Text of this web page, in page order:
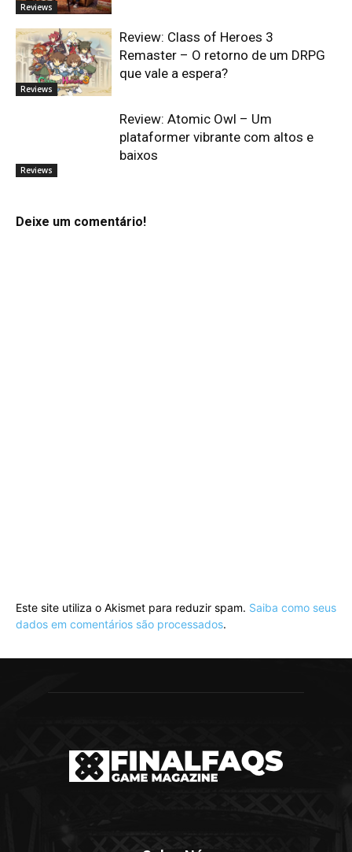
Reviews
Reviews
Review: Class of Heroes 3
Remaster – O retorno de um DRPG
que vale a espera?
Reviews
Review: Atomic Owl – Um
plataformer vibrante com altos e
baixos
Deixe um comentário!
Este site utiliza o Akismet para reduzir spam. Saiba como seus
dados em comentários são processados.